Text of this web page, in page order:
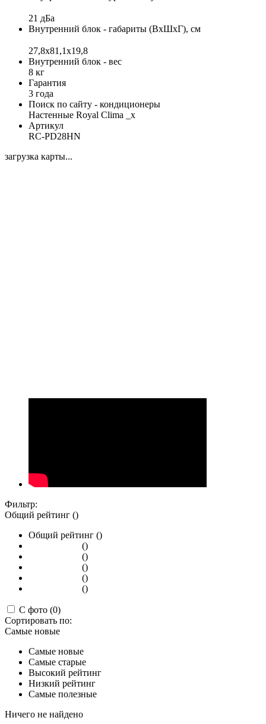
21 дБа
Внутренний блок - габариты (ВхШхГ), см
27,8x81,1x19,8
Внутренний блок - вес
8 кг
Гарантия
3 года
Поиск по сайту - кондиционеры
Настенные Royal Clima _x
Артикул
RC-PD28HN
загрузка карты...
Фильтр:
Общий рейтинг ()
Общий рейтинг ()
()
()
()
()
()
С фото (0)
Сортировать по:
Самые новые
Самые новые
Самые старые
Высокий рейтинг
Низкий рейтинг
Самые полезные
Ничего не найдено